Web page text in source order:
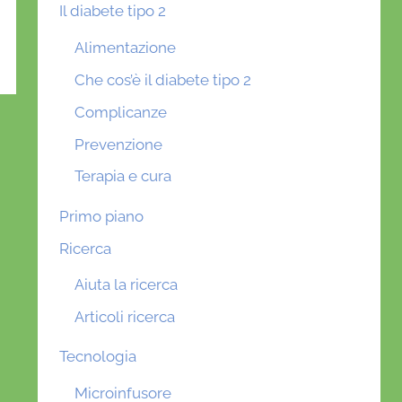
Il diabete tipo 2
Alimentazione
Che cos’è il diabete tipo 2
Complicanze
Prevenzione
Terapia e cura
Primo piano
Ricerca
Aiuta la ricerca
Articoli ricerca
Tecnologia
Microinfusore